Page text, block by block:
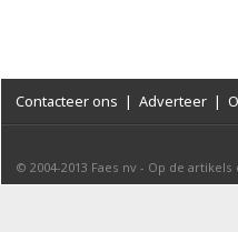
Contacteer ons | Adverteer |
© 2004-2013 Faes nv - Op de artikels